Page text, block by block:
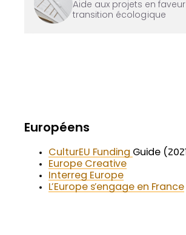
Aide aux projets en
transition écologique
Européens
CulturEU Funding Guide
Europe Creative
Interreg Europe
L’Europe s’engage en France